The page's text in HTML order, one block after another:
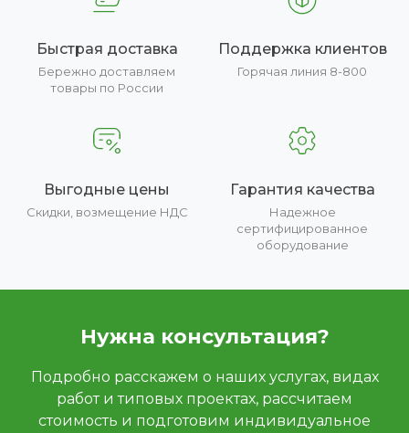
Быстрая доставка
Бережно доставляем
товары по России
Поддержка клиентов
Горячая линия 8-800
Выгодные цены
Скидки, возмещение НДС
Гарантия качества
Надежное
сертифицированное
оборудование
Нужна консультация?
Подробно расскажем о наших услугах, видах
работ и типовых проектах, рассчитаем
стоимость и подготовим индивидуальное